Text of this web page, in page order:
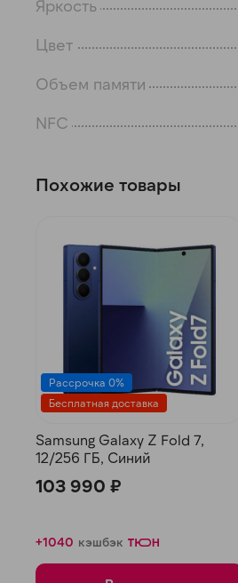
Яркость
Цвет
Объем памяти
NFC
Похожие товары
Рассрочка 0%
Бесплатная доставка
Samsung Galaxy Z Fold 7,
12/256 ГБ, Синий
103 990 ₽
+1040 кэшбэк